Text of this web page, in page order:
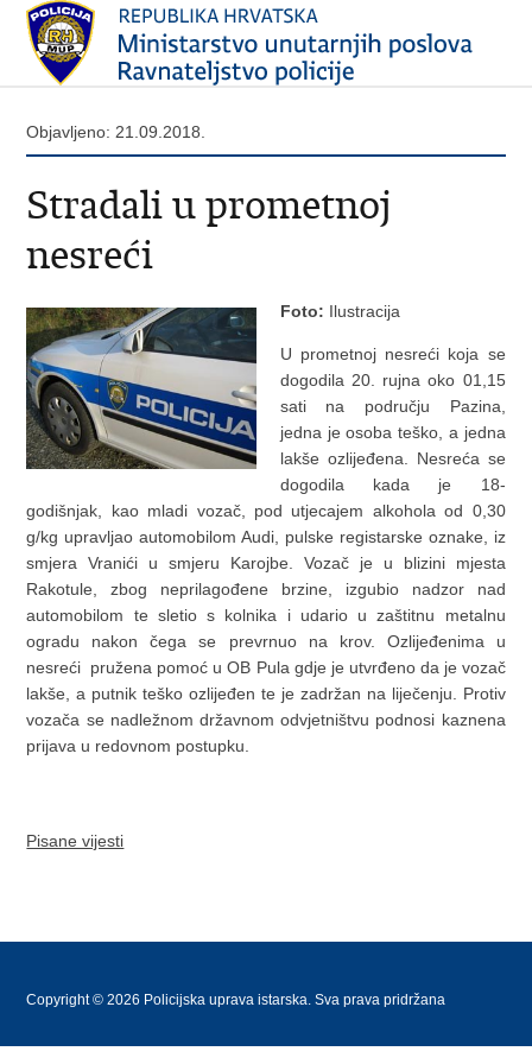
Objavljeno: 21.09.2018.
Stradali u prometnoj
nesreći
Foto: Ilustracija
U prometnoj nesreći koja se
dogodila 20. rujna oko 01,15
sati na području Pazina,
jedna je osoba teško, a jedna
lakše ozlijeđena. Nesreća se
dogodila kada je 18-
godišnjak, kao mladi vozač, pod utjecajem alkohola od 0,30
g/kg upravljao automobilom Audi, pulske registarske oznake, iz
smjera Vranići u smjeru Karojbe. Vozač je u blizini mjesta
Rakotule, zbog neprilagođene brzine, izgubio nadzor nad
automobilom te sletio s kolnika i udario u zaštitnu metalnu
ogradu nakon čega se prevrnuo na krov. Ozlijeđenima u
nesreći pružena pomoć u OB Pula gdje je utvrđeno da je vozač
lakše, a putnik teško ozlijeđen te je zadržan na liječenju. Protiv
vozača se nadležnom državnom odvjetništvu podnosi kaznena
prijava u redovnom postupku.
Pisane vijesti
Copyright © 2026 Policijska uprava istarska. Sva prava pridržana